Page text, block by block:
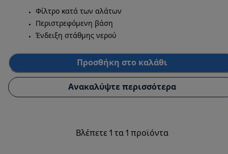
Φίλτρο κατά των αλάτων
Περιστρεφόμενη βάση
Ένδειξη στάθμης νερού
Προσθήκη στο καλάθι
Ανακαλύψτε περισσότερα
Βλέπετε 1 τα 1 προϊόντα